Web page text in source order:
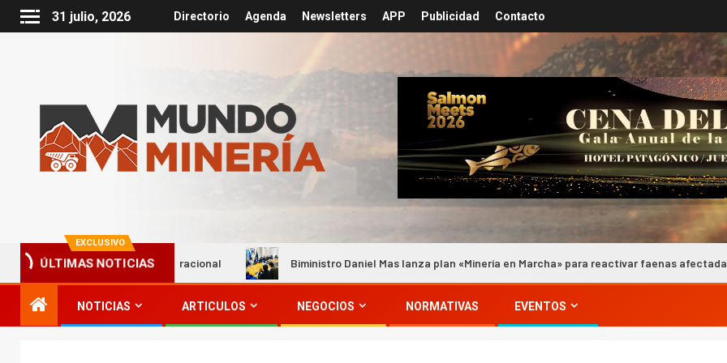
31 julio, 2026 Directorio Agenda Newsletters APP Publicidad Contacto
EXCLUSIVO
ÚLTIMAS NOTICIAS
su excelencia operacional Biministro Daniel Mas lanza plan «Minería en Marcha» para reactivar faenas afectadas por
NOTICIAS ARTICULOS NEGOCIOS NORMATIVAS EVENTOS